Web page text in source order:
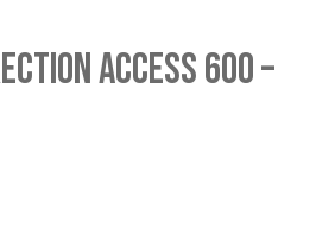
ACCESS 600 –